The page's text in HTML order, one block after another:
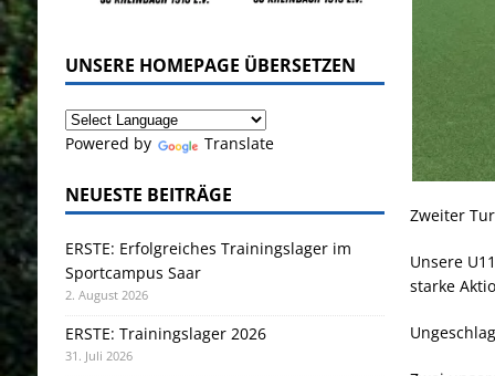
Zweiter
Unsere
starke
UNSERE HOMEPAGE ÜBERSETZEN
Powered by Translate
NEUESTE BEITRÄGE
ERSTE: Erfolgreiches Trainingslager im
Sportcampus Saar
2. August 2026
ERSTE: Trainingslager 2026
31. Juli 2026